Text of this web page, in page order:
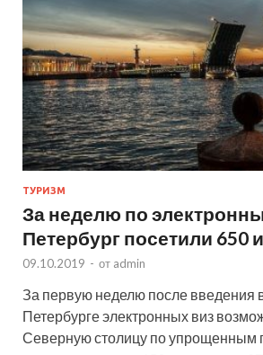
ТУРИЗМ
За неделю по
Петербург посетили 650
09.10.2019 - от admin
За первую неделю после введения
Петербурге электронных виз
Северную столицу по упрощенным